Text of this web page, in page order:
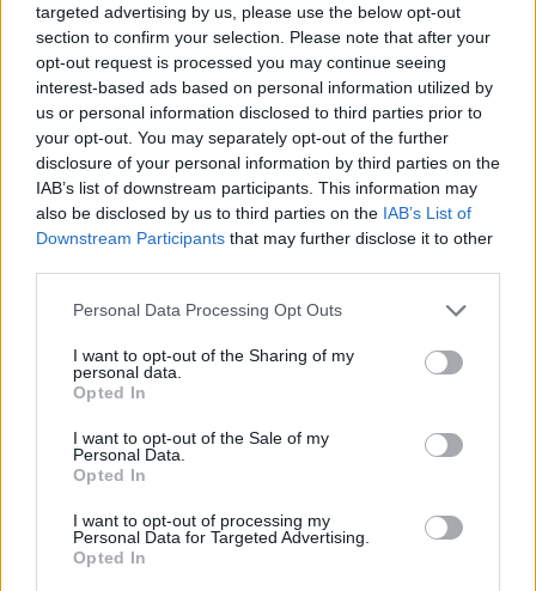
targeted advertising by us, please use the below opt-out
section to confirm your selection. Please note that after your
opt-out request is processed you may continue seeing
interest-based ads based on personal information utilized by
us or personal information disclosed to third parties prior to
your opt-out. You may separately opt-out of the further
disclosure of your personal information by third parties on the
IAB’s list of downstream participants. This information may
also be disclosed by us to third parties on the IAB’s List of
Downstream Participants that may further disclose it to other
Please note that this website/app uses one or more Google
not limited to your visit or usage behaviour. You may click to
grant or deny consent to Google and its third-party tags to
use your data for below specified purposes in below Google
consent section.
Personal Data Processing Opt Outs
I want to opt-out of the Sharing of my
personal data.
Opted In
I want to opt-out of the Sale of my
Personal Data.
Opted In
I want to opt-out of processing my
Personal Data for Targeted Advertising.
Opted In
Toutes les dimensions sont arrondies au millimètre près.